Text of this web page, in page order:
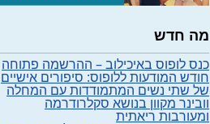
מה חדש
כנס לופוס באיכילוב – ההרשמה פתוחה
חודש המודעות ללופוס: סיפורים אישיים
של שתי נשים המתמודדות עם המחלה
וובינר מקוון בנושא סקלרודרמה
ומעורבות ריאתית